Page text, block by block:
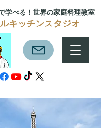
学べる！ 世界の家庭料理教室
キッチンスタジオ